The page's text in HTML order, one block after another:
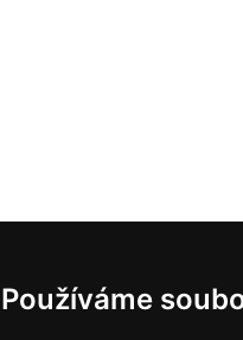
Používáme